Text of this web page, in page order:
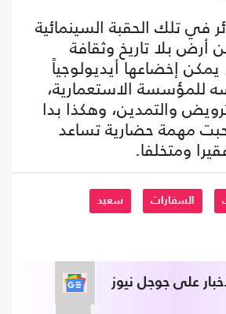
في تلك الحقبة السينمائية
أرض بلا تاريخ وثقافة
إخضاعها أيديولوجياً
للمؤسسة الاستعمارية،
والتمدين، وهكذا بدا
مهمة حضارية تساعد
ومتخلفا.
السفارات سعيد
على جوجل نيوز